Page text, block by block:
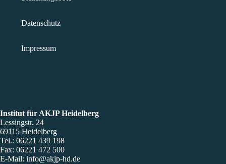
Datenschutz
Impressum
Institut für AKJP Heidelberg
Lessingstr. 24
69115 Heidelberg
Tel.: 06221 439 198
Fax: 06221 472 500
E-Mail: info@akjp-hd.de